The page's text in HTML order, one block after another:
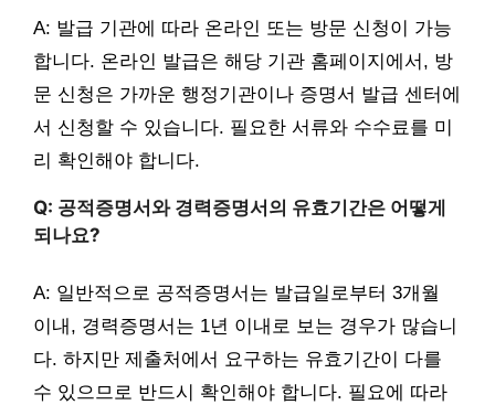
A: 발급 기관에 따라 온라인 또는 방문 신청이 가능
합니다. 온라인 발급은 해당 기관 홈페이지에서, 방
문 신청은 가까운 행정기관이나 증명서 발급 센터에
서 신청할 수 있습니다. 필요한 서류와 수수료를 미
리 확인해야 합니다.
Q: 공적증명서와 경력증명서의 유효기간은 어떻게
되나요?
A: 일반적으로 공적증명서는 발급일로부터 3개월
이내, 경력증명서는 1년 이내로 보는 경우가 많습니
다. 하지만 제출처에서 요구하는 유효기간이 다를
수 있으므로 반드시 확인해야 합니다. 필요에 따라